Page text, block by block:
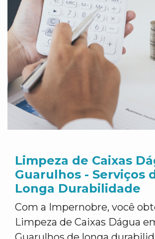
Limpeza de Caixas
Guarulhos - Serviços
Longa Durabilidade
Com a Impernobre, você
Limpeza de Caixas Dágua